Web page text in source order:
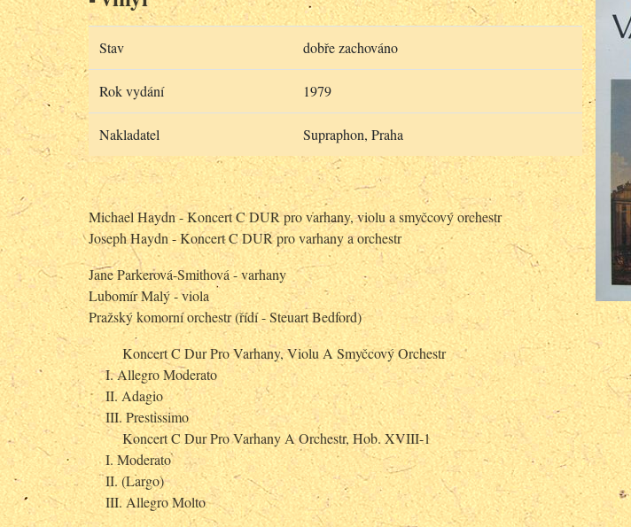
Stav dobře zachováno
Rok vydání 1979
Nakladatel Supraphon, Praha
Michael Haydn - Koncert C DUR pro varhany, violu a smyčcový orchestr
Joseph Haydn - Koncert C DUR pro varhany a orchestr
Jane Parkerová-Smithová - varhany
Lubomír Malý - viola
Pražský komorní orchestr (řídí - Steuart Bedford)
Koncert C Dur Pro Varhany, Violu A Smyčcový Orchestr
I. Allegro Moderato
II. Adagio
III. Prestissimo
Koncert C Dur Pro Varhany A Orchestr, Hob. XVIII-1
I. Moderato
II. (Largo)
III. Allegro Molto